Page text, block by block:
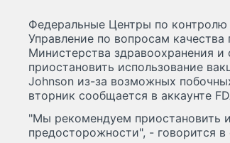
Федеральные Центры по
Управление по вопросам
Министерства здравоохранения
приостановить использование
Johnson из-за возможных
вторник сообщается в аккаунте
"Мы рекомендуем приостановить
предосторожности", - говорится